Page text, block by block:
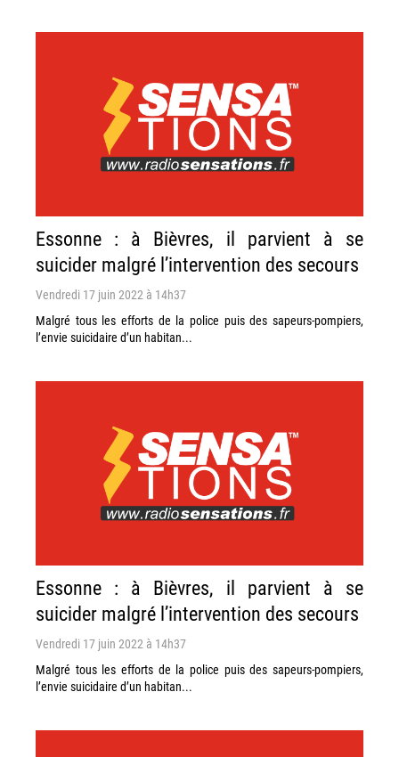
Essonne : à Bièvres, il parvient à se
suicider malgré l’intervention des secours
Vendredi 17 juin 2022 à 14h37
Malgré tous les efforts de la police puis des sapeurs-pompiers,
l’envie suicidaire d’un habitan...
Essonne : à Bièvres, il parvient à se
suicider malgré l’intervention des secours
Vendredi 17 juin 2022 à 14h37
Malgré tous les efforts de la police puis des sapeurs-pompiers,
l’envie suicidaire d’un habitan...